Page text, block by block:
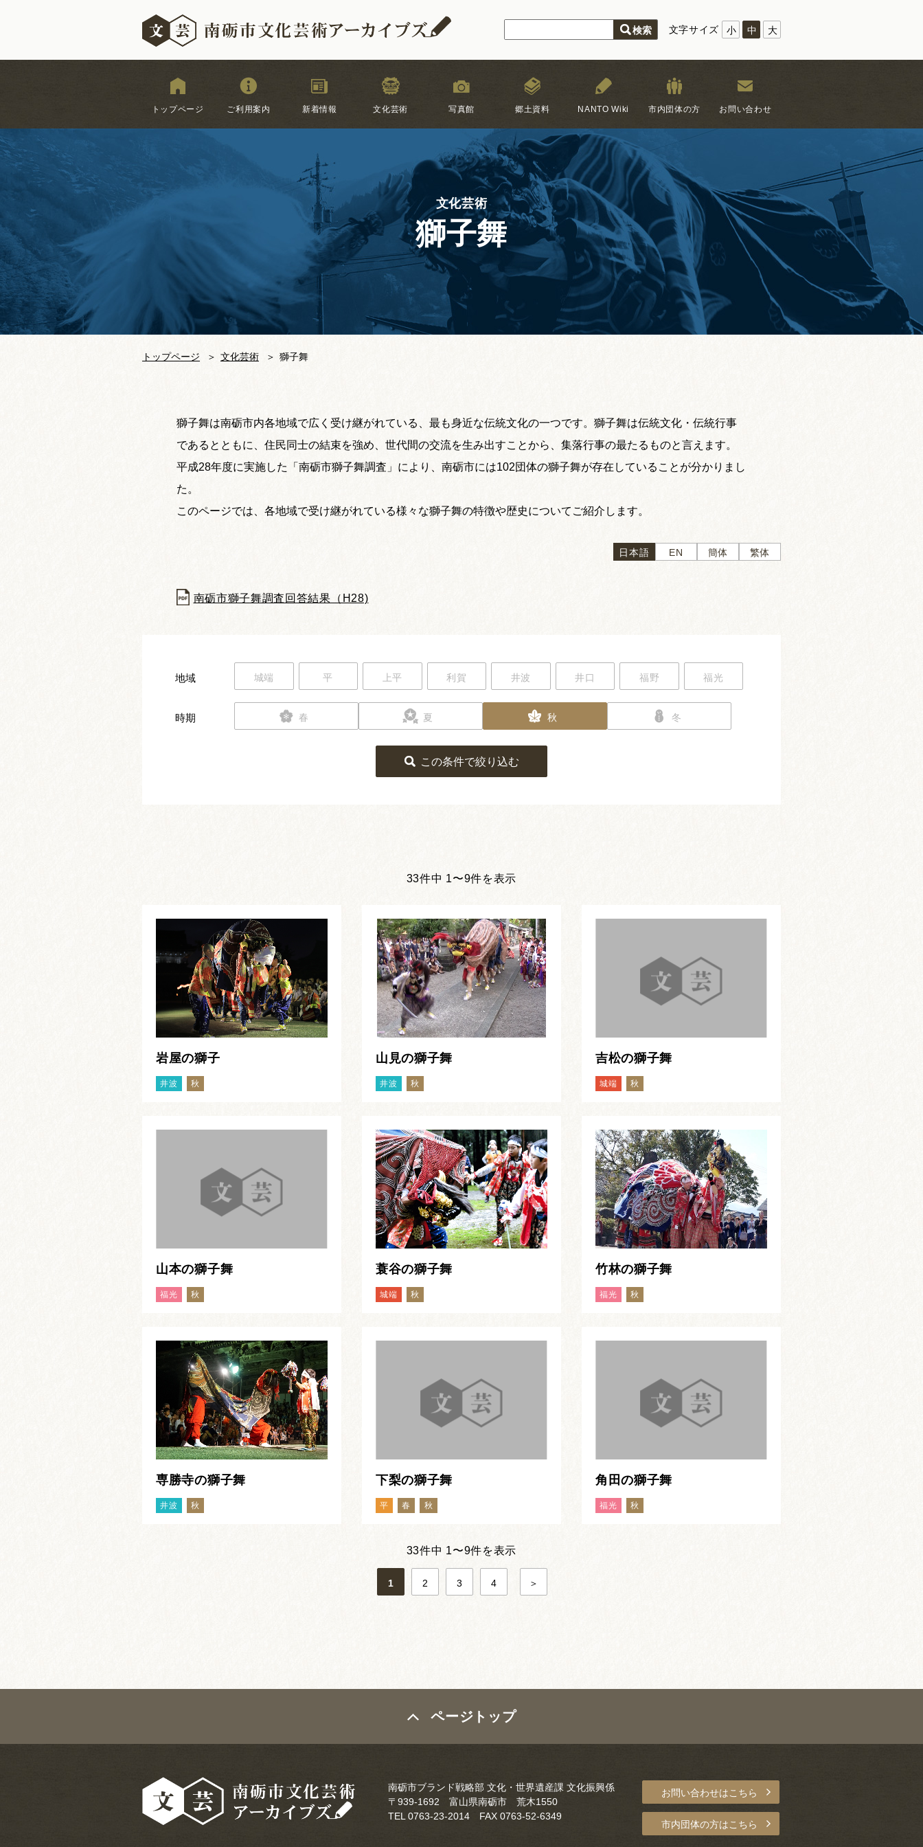
文字サイズ 小 中 大
トップページ ご利用案内 新着情報 文化芸術 写真館 郷土資料 NANTO Wiki 市内団体の方 お問い合わせ
文化芸術
獅子舞
トップページ 文化芸術 獅子舞
獅子舞は南砺市内各地域で広く受け継がれている、最も身近な伝統文化の一つです。獅子舞は伝統文化・伝統行事
であるとともに、住民同士の結束を強め、世代間の交流を生み出すことから、集落行事の最たるものと言えます。
平成28年度に実施した「南砺市獅子舞調査」により、南砺市には102団体の獅子舞が存在していることが分かりまし
た。
このページでは、各地域で受け継がれている様々な獅子舞の特徴や歴史についてご紹介します。
繁体
簡体
EN
日本語
南砺市獅子舞調査回答結果（H28)
地域 城端 平 上平 利賀 井波 井口 福野 福光
時期 春 夏 秋 冬
この条件で絞り込む
33件中 1〜9件を表示
岩屋の獅子
井波 秋
山見の獅子舞
井波 秋
吉松の獅子舞
城端 秋
山本の獅子舞
福光 秋
蓑谷の獅子舞
城端 秋
竹林の獅子舞
福光 秋
専勝寺の獅子舞
井波 秋
下梨の獅子舞
平 春 秋
角田の獅子舞
福光 秋
33件中 1〜9件を表示
1 2 3 4 ＞
ページトップ
南砺市ブランド戦略部 文化・世界遺産課 文化振興係
〒939-1692 富山県南砺市 荒木1550
TEL 0763-23-2014 FAX 0763-52-6349
お問い合わせはこちら
市内団体の方はこちら